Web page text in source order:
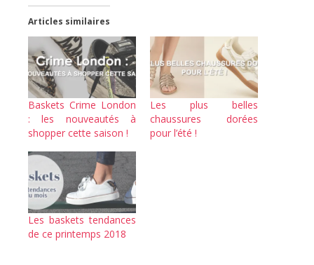
Articles similaires
Baskets Crime London
: les nouveautés à
shopper cette saison !
Les plus belles
chaussures dorées
pour l’été !
Les baskets tendances
de ce printemps 2018